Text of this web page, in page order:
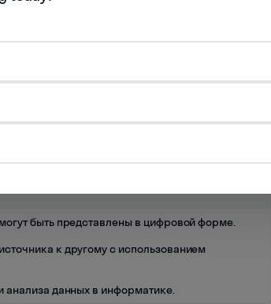
являются методы и алгоритмы,
в себя алгоритмическую
повышает эффективность
и производительности.
быть представлены в цифровой форме.
к другому с использованием
анализа данных в информатике.